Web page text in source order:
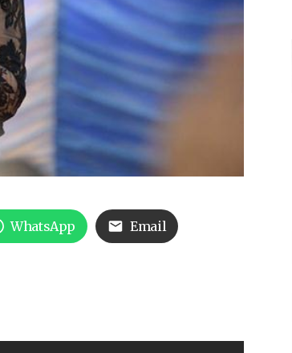
WhatsApp Email